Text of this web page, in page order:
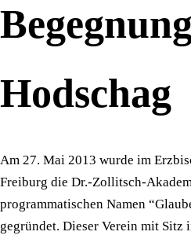
Hodschag
Am 27. Mai 2013 wurde im
Freiburg die Dr.-Zollitsch-
programmatischen Namen
gegründet. Dieser Verein mit Sitz